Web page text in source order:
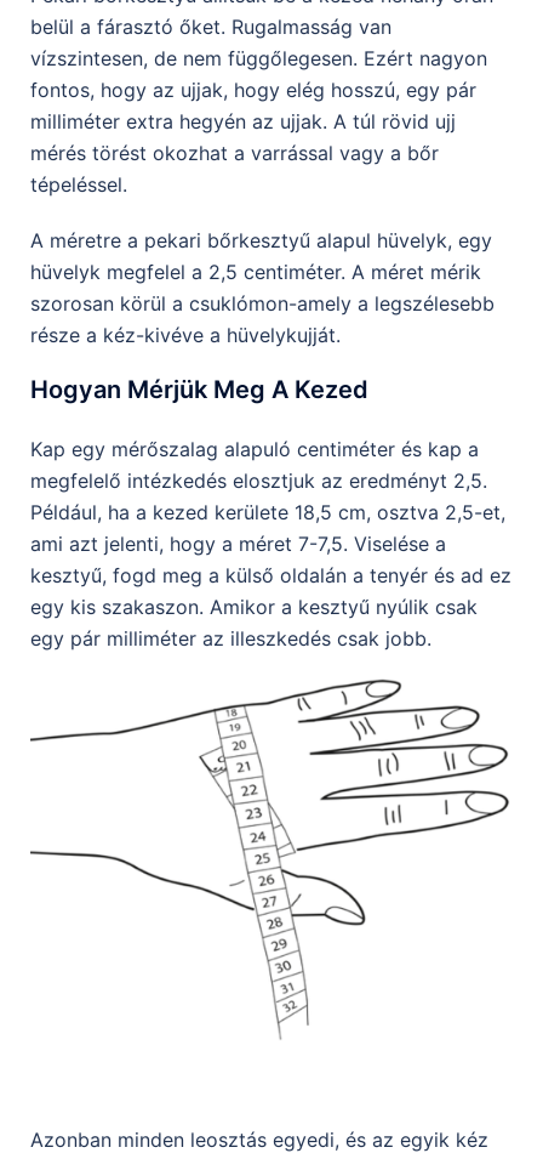
belül a fárasztó őket. Rugalmasság van
vízszintesen, de nem függőlegesen. Ezért nagyon
fontos, hogy az ujjak, hogy elég hosszú, egy pár
milliméter extra hegyén az ujjak. A túl rövid ujj
mérés törést okozhat a varrással vagy a bőr
tépeléssel.
A méretre a pekari bőrkesztyű alapul hüvelyk, egy
hüvelyk megfelel a 2,5 centiméter. A méret mérik
szorosan körül a csuklómon-amely a legszélesebb
része a kéz-kivéve a hüvelykujját.
Hogyan Mérjük Meg A Kezed
Kap egy mérőszalag alapuló centiméter és kap a
megfelelő intézkedés elosztjuk az eredményt 2,5.
Például, ha a kezed kerülete 18,5 cm, osztva 2,5-et,
ami azt jelenti, hogy a méret 7-7,5. Viselése a
kesztyű, fogd meg a külső oldalán a tenyér és ad ez
egy kis szakaszon. Amikor a kesztyű nyúlik csak
egy pár milliméter az illeszkedés csak jobb.
Azonban minden leosztás egyedi, és az egyik kéz